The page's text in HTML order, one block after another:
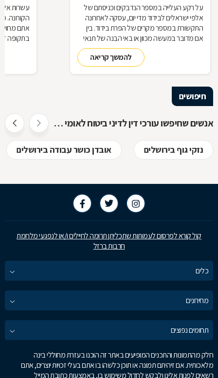
על רקע העלייה במספר הנדבקים וכניסתם של
אלפי ישראלים לבידוד מדי יום, עסקה לאחרונה
התקשורת במספר מקרים של הפרת בידוד. בין
אם מדובר במעשה מכוון או באי הבנה של תנאי
הבידוד, להפרת הבידוד ישנן השלכות אותן חשוב
להמשך קריאה
עשרות
הקורונה.
אתם
בתקופה
חיפושים
אנשים שחיפשו עורכי דין לדיני ביטוח לאומי חיפשו גם
נזקי גוף בירושלים אובדן כושר עבודה בירושלים
קול קורא לפרסום לעמותות שתכליתן תרומה לחיילים ו/או לנפגעי מלחמת
חרבות ברזל
כלים
מחירונים
תחומים נפוצים
חלק מהתמונות והתכנים המופיעים באתר זה הוכנו בעזרת מחוללי בינה
מלאכותית. אם זיהיתם תמונה או תוכן כלשהו בו אתם בעלי זכויות יוצרים, אתם
רשאים לפנות אלינו ולבקש לחדול משימוש בו, באמצעות כתובת המייל